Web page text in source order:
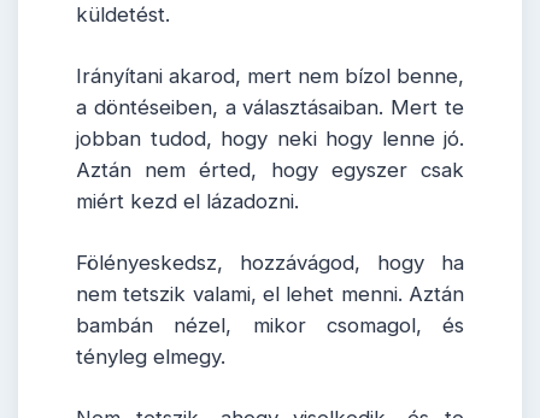
küldetést.
Irányítani akarod, mert nem bízol benne,
a döntéseiben, a választásaiban. Mert te
jobban tudod, hogy neki hogy lenne jó.
Aztán nem érted, hogy egyszer csak
miért kezd el lázadozni.
Fölényeskedsz, hozzávágod, hogy ha
nem tetszik valami, el lehet menni. Aztán
bambán nézel, mikor csomagol, és
tényleg elmegy.